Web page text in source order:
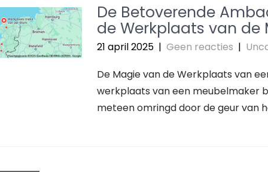
De Betoverende
de Werkplaats van de
21 april 2025 | Geen reacties |
De Magie van de Werkplaats van
werkplaats van een meubelmaker
meteen omringd door de geur van